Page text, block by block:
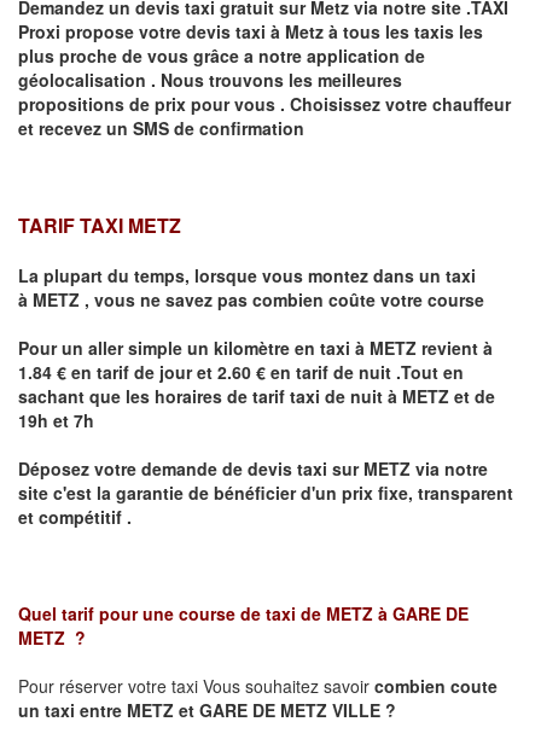
Demandez un devis taxi gratuit sur Metz via notre site .TAXI
Proxi propose votre devis taxi à Metz à tous les taxis les
plus proche de vous grâce a notre application de
géolocalisation . Nous trouvons les meilleures
propositions de prix pour vous . Choisissez votre chauffeur
et recevez un SMS de confirmation
TARIF TAXI METZ
La plupart du temps, lorsque vous montez dans un taxi
à METZ , vous ne savez pas combien coûte votre course
Pour un aller simple un kilomètre en taxi à METZ revient à
1.84 € en tarif de jour et 2.60 € en tarif de nuit .Tout en
sachant que les horaires de tarif taxi de nuit à METZ et de
19h et 7h
Déposez votre demande de devis taxi sur METZ via notre
site c'est la garantie de bénéficier d'un prix fixe, transparent
et compétitif .
Quel tarif pour une course de taxi de METZ à GARE DE
METZ ?
Pour réserver votre taxi Vous souhaitez savoir combien coute
un taxi entre METZ et GARE DE METZ VILLE ?